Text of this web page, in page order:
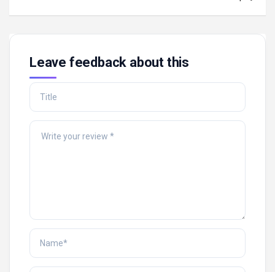
Leave feedback about this